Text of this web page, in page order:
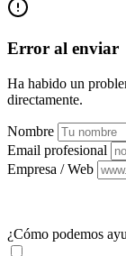
Error al enviar
Ha habido un
directamente.
Nombre
Email profesional
Empresa / Web
¿Cómo podemos